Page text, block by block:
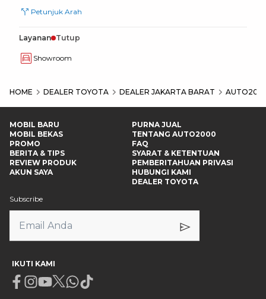
Petunjuk Arah
Layanan Tutup
Showroom
HOME DEALER TOYOTA DEALER JAKARTA BARAT
MOBIL BARU
MOBIL BEKAS
PROMO
BERITA & TIPS
REVIEW PRODUK
AKUN SAYA
PURNA JUAL
TENTANG AUTO2000
FAQ
SYARAT & KETENTUAN
PEMBERITAHUAN PRIVASI
HUBUNGI KAMI
DEALER TOYOTA
Subscribe
IKUTI KAMI
Facebook
Instagram
Youtube
X Whatsapp
Tiktok